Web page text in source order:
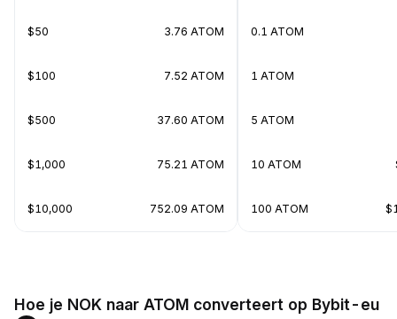
$50 3.76 ATOM
$100 7.52 ATOM
$500 37.60 ATOM
$1,000 75.21 ATOM
$10,000 752.09 ATOM
0.1 ATOM
1 ATOM
5 ATOM
10 ATOM
100 ATOM
Hoe je NOK naar ATOM converteert op Bybit-eu